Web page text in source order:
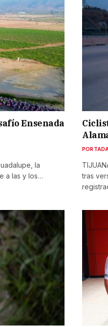
Ensenada
la
a las y los…
tras